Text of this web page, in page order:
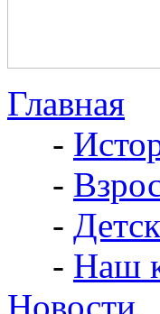
Главная
-
-
-
- Наш